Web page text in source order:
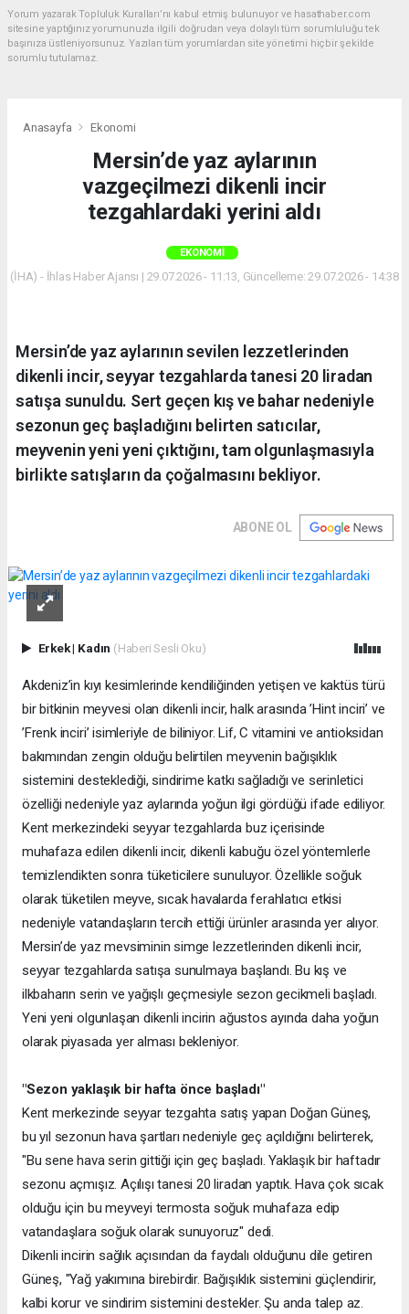
Yorum yazarak Topluluk Kuralları’nı kabul etmiş bulunuyor ve hasathaber.com
sitesine yaptığınız yorumunuzla ilgili doğrudan veya dolaylı tüm sorumluluğu tek
başınıza üstleniyorsunuz. Yazılan tüm yorumlardan site yönetimi hiçbir şekilde
sorumlu tutulamaz.
Anasayfa Ekonomi
Mersin’de yaz aylarının
vazgeçilmezi dikenli incir
tezgahlardaki yerini aldı
EKONOMI
(İHA) - İhlas Haber Ajansı | 29.07.2026 - 11:13, Güncelleme: 29.07.2026 - 14:38
Mersin’de yaz aylarının sevilen lezzetlerinden
dikenli incir, seyyar tezgahlarda tanesi 20 liradan
satışa sunuldu. Sert geçen kış ve bahar nedeniyle
sezonun geç başladığını belirten satıcılar,
meyvenin yeni yeni çıktığını, tam olgunlaşmasıyla
birlikte satışların da çoğalmasını bekliyor.
ABONE OL
Erkek| Kadın (Haberi Sesli Oku)
Akdeniz’in kıyı kesimlerinde kendiliğinden yetişen ve kaktüs türü
bir bitkinin meyvesi olan dikenli incir, halk arasında ’Hint inciri’ ve
’Frenk inciri’ isimleriyle de biliniyor. Lif, C vitamini ve antioksidan
bakımından zengin olduğu belirtilen meyvenin bağışıklık
sistemini desteklediği, sindirime katkı sağladığı ve serinletici
özelliği nedeniyle yaz aylarında yoğun ilgi gördüğü ifade ediliyor.
Kent merkezindeki seyyar tezgahlarda buz içerisinde
muhafaza edilen dikenli incir, dikenli kabuğu özel yöntemlerle
temizlendikten sonra tüketicilere sunuluyor. Özellikle soğuk
olarak tüketilen meyve, sıcak havalarda ferahlatıcı etkisi
nedeniyle vatandaşların tercih ettiği ürünler arasında yer alıyor.
Mersin’de yaz mevsiminin simge lezzetlerinden dikenli incir,
seyyar tezgahlarda satışa sunulmaya başlandı. Bu kış ve
ilkbaharın serin ve yağışlı geçmesiyle sezon gecikmeli başladı.
Yeni yeni olgunlaşan dikenli incirin ağustos ayında daha yoğun
olarak piyasada yer alması bekleniyor.
"Sezon yaklaşık bir hafta önce başladı"
Kent merkezinde seyyar tezgahta satış yapan Doğan Güneş,
bu yıl sezonun hava şartları nedeniyle geç açıldığını belirterek,
"Bu sene hava serin gittiği için geç başladı. Yaklaşık bir haftadır
sezonu açmışız. Açılışı tanesi 20 liradan yaptık. Hava çok sıcak
olduğu için bu meyveyi termosta soğuk muhafaza edip
vatandaşlara soğuk olarak sunuyoruz" dedi.
Dikenli incirin sağlık açısından da faydalı olduğunu dile getiren
Güneş, "Yağ yakımına birebirdir. Bağışıklık sistemini güçlendirir,
kalbi korur ve sindirim sistemini destekler. Şu anda talep az.